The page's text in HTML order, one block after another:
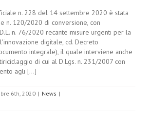
n. 228 del 14 settembre 2020 è stata
n. 120/2020 di conversione, con
n. 76/2020 recante misure urgenti per la
digitale, cd. Decreto
integrale), il quale interviene anche
di cui al D.Lgs. n. 231/2007 con
agli [...]
6th, 2020 | News |